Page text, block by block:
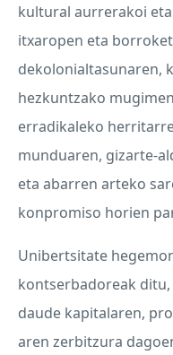
kultural aurrerakoi
itxaropen eta
dekolonialtasunaren,
hezkuntzako
erradikaleko
munduaren, gizarte-
eta abarren arteko
konpromiso horien
Unibertsitate
kontserbadoreak
daude kapitalaren,
aren zerbitzura